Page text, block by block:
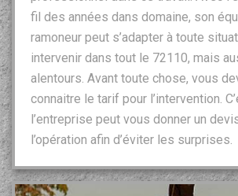
fil des années dans domaine, son
ramoneur peut s’adapter à toute
intervenir dans tout le 72110, mais
alentours. Avant toute chose, vous
connaitre le tarif pour l’intervention.
l’entreprise peut vous donner un
l’opération afin d’éviter les surprises.